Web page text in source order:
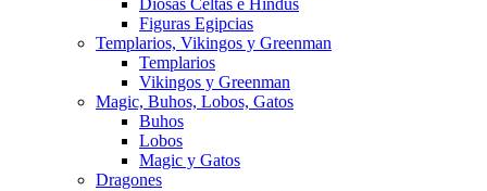
Diosas Celtas e Hindús
Figuras Egipcias
Templarios, Vikingos y Greenman
Templarios
Vikingos y Greenman
Magic, Buhos, Lobos, Gatos
Buhos
Lobos
Magic y Gatos
Dragones